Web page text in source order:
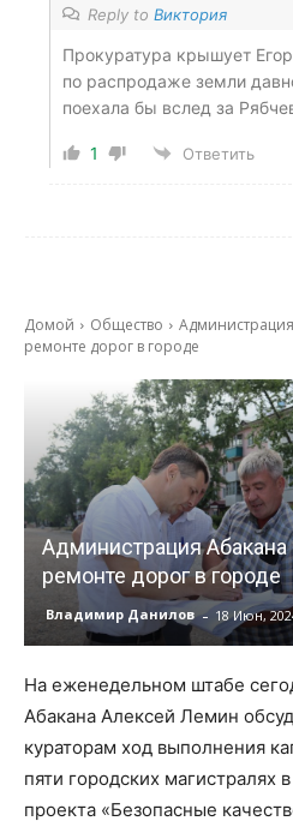
Reply to Виктория
Прокуратура крышует
по распродаже земли
поехала бы вслед за
1 Ответить